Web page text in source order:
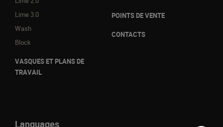
Lime 3.0
Wash
Block
VASQUES ET PLANS DE
TRAVAIL
POINTS DE VENTE
CONTACTS
Languages